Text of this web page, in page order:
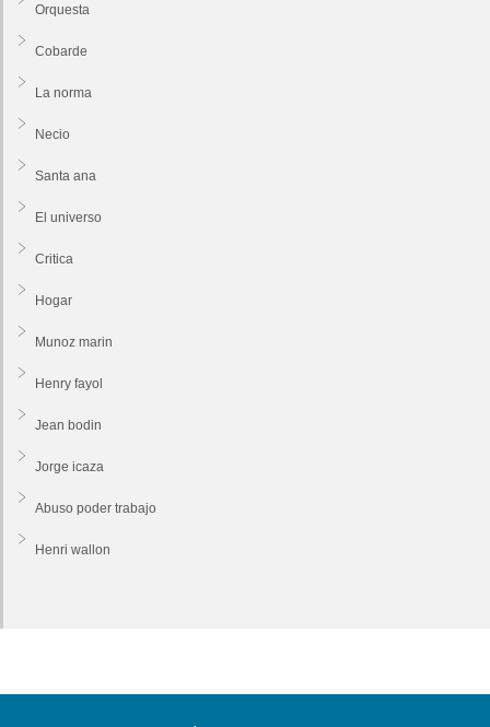
Orquesta
Cobarde
La norma
Necio
Santa ana
El universo
Critica
Hogar
Munoz marin
Henry fayol
Jean bodin
Jorge icaza
Abuso poder trabajo
Henri wallon